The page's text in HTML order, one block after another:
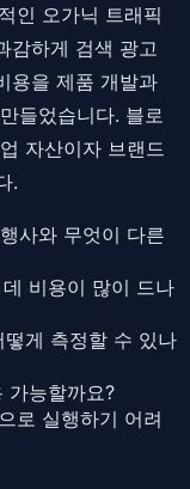
인 오가닉 트래픽
감하게 검색 광고
용을 제품 개발과
들었습니다. 블로
자산이자 브랜드
.
사와 무엇이 다른
비용이 많이 드나
게 측정할 수 있나
가능할까요?
로 실행하기 어려